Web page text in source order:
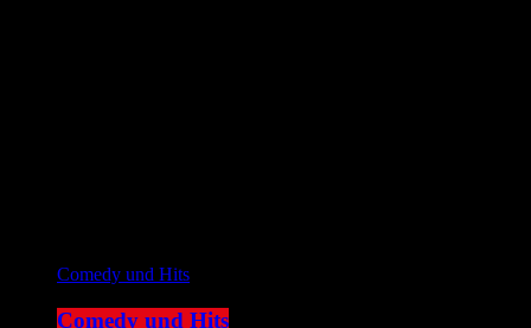
Comedy und Hits
Comedy und Hits